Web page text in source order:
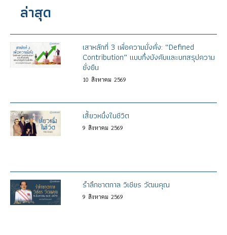
ล่าสุด
เสาหลักที่ 3 เพื่อความมั่งคั่ง: “Defined
Contribution” แบบกึ่งบังคับและบทสรุปความ
ยั่งยืน
10 สิงหาคม 2569
เสี้ยวหนึ่งในชีวิต
9 สิงหาคม 2569
รำลึกชาตกาล วิเชียร วัฒนคุณ
9 สิงหาคม 2569